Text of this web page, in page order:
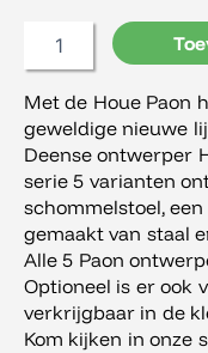
Met de Houe Paon
geweldige nieuwe
Deense ontwerper
serie 5 varianten
schommelstoel,
gemaakt van staal
Alle 5 Paon
Optioneel is er ook
verkrijgbaar in de
Kom kijken in onze